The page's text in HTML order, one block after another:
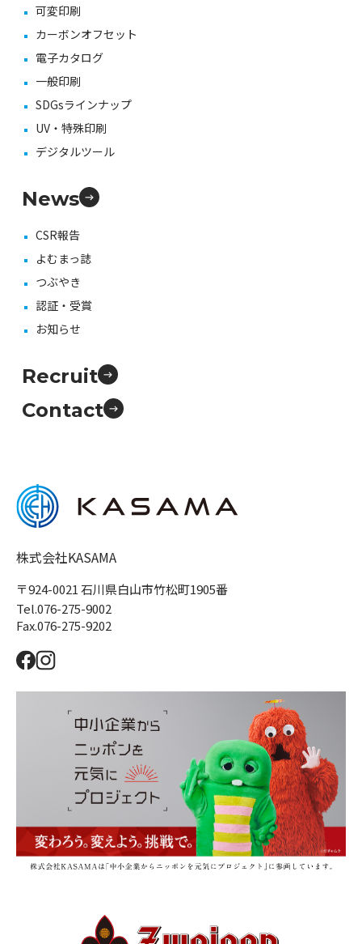
可変印刷
カーボンオフセット
電子カタログ
一般印刷
SDGsラインナップ
UV・特殊印刷
デジタルツール
News
CSR報告
よむまっ誌
つぶやき
認証・受賞
お知らせ
Recruit
Contact
株式会社KASAMA
〒924-0021 石川県白山市竹松町1905番
Tel.076-275-9002
Fax.076-275-9202